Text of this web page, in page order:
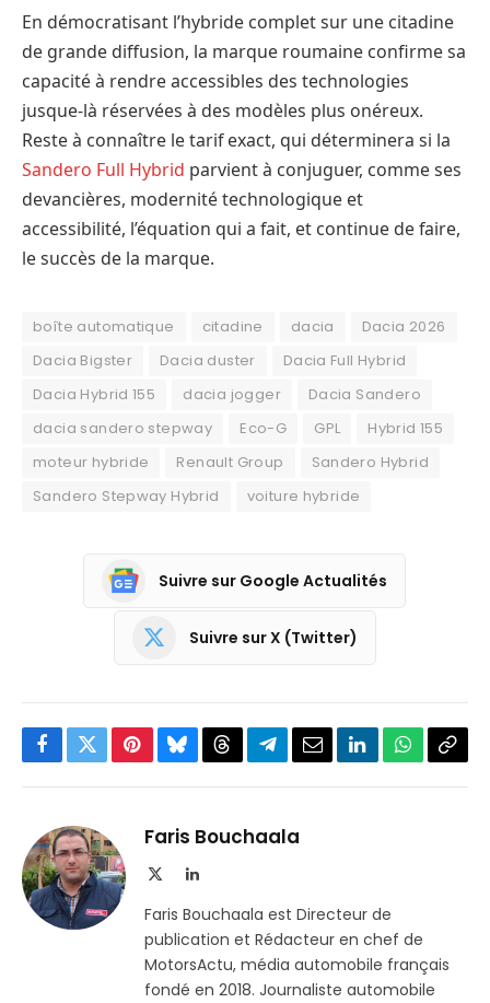
En démocratisant l’hybride complet sur une citadine
de grande diffusion, la marque roumaine confirme sa
capacité à rendre accessibles des technologies
jusque-là réservées à des modèles plus onéreux.
Reste à connaître le tarif exact, qui déterminera si la
Sandero Full Hybrid parvient à conjuguer, comme ses
devancières, modernité technologique et
accessibilité, l’équation qui a fait, et continue de faire,
le succès de la marque.
boîte automatique citadine dacia
Dacia 2026
Dacia Bigster
Dacia duster
Dacia Full Hybrid
Dacia Hybrid 155
dacia jogger
Dacia Sandero
dacia sandero stepway
Eco-G GPL
Hybrid 155
moteur hybride
Renault Group
Sandero Hybrid
Sandero Stepway Hybrid
voiture hybride
Suivre sur Google Actualités
Suivre sur X (Twitter)
Facebook
TwitterPinterestBlueskyThreadsPartager
Telegram
EmailLinkedInWhatsApp
Faris Bouchaala
LinkedIn
Faris Bouchaala est Directeur de
publication et Rédacteur en chef de
MotorsActu, média automobile français
fondé en 2018. Journaliste automobile